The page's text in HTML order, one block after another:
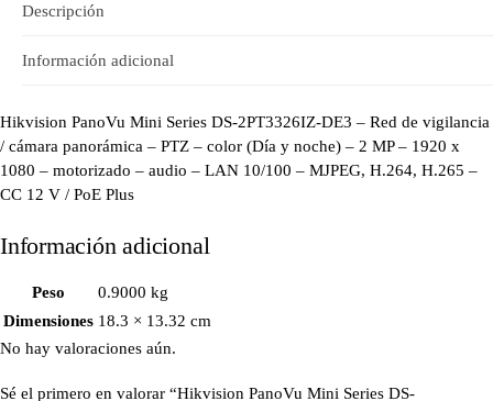
Descripción
Información adicional
Hikvision PanoVu Mini Series DS-2PT3326IZ-DE3 – Red de vigilancia
/ cámara panorámica – PTZ – color (Día y noche) – 2 MP – 1920 x
1080 – motorizado – audio – LAN 10/100 – MJPEG, H.264, H.265 –
CC 12 V / PoE Plus
Información adicional
Peso
0.9000 kg
Dimensiones 18.3 × 13.32 cm
No hay valoraciones aún.
Sé el primero en valorar “Hikvision PanoVu Mini Series DS-